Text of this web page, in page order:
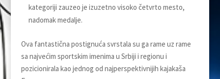
kategoriji zauzeo je izuzetno visoko četvrto mesto,
nadomak medalje.
Ova fantastična postignuća svrstala su ga rame uz rame
sa najvećim sportskim imenima u Srbiji i regionu i
pozicionirala kao jednog od najperspektivnijih kajakaša